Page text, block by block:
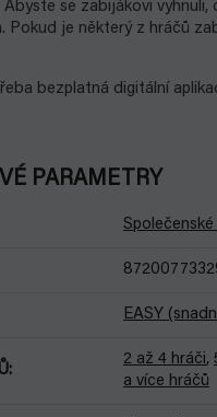
Abyste se zabijákovi vyhnuli,
Pokud je některý z hráčů
bezplatná digitální
PARAMETRY
EASY
:
2 až 4 hráči,
a více hráčů